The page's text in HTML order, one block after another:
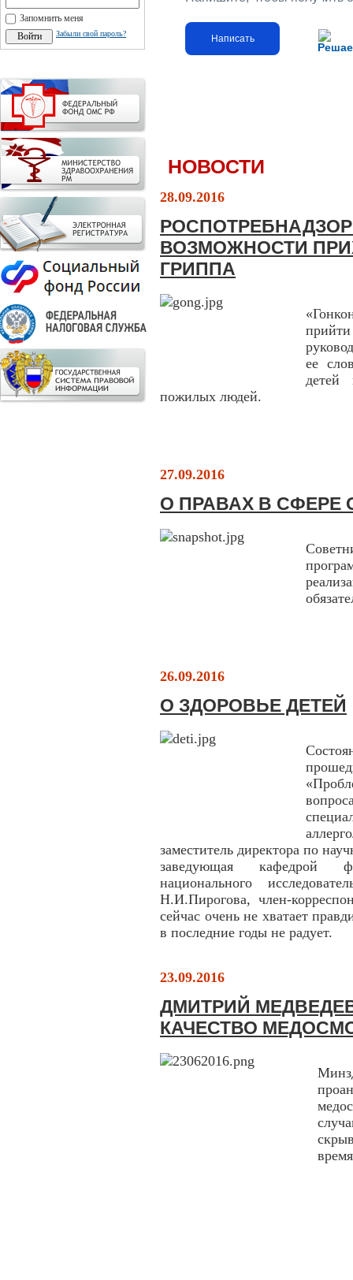
Запомнить меня
Забыли свой пароль? Написать
НОВОСТИ
28.09.2016
ВОЗМОЖНОСТИ
ГРИППА
ее
детей
пожилых людей.
27.09.2016
О ПРАВАХ В СФЕРЕ
26.09.2016
О ЗДОРОВЬЕ ДЕТЕЙ
заместитель директора по
заведующая кафедрой
национального
Н.И.Пирогова, член-
сейчас очень не хватает
в последние годы не радует.
23.09.2016
ДМИТРИЙ
КАЧЕСТВО